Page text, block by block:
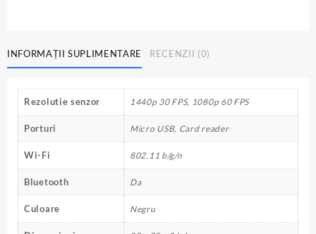
HWRP1
INFORMAȚII SUPLIMENTARE RECENZII (0)
Rezolutie senzor 1440p 30 FPS, 1080p 60 FPS
Porturi Micro USB, Card reader
Wi-Fi 802.11 b/g/n
Bluetooth Da
Culoare Negru